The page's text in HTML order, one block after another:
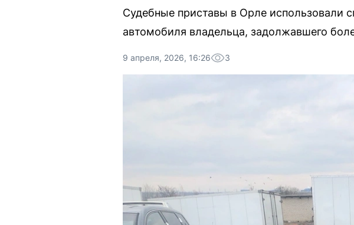
Судебные приставы в Орле использовали
автомобиля владельца, задолжавшего
9 апреля, 2026, 16:26 3